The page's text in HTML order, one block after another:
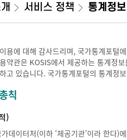
서비스 정책 통계정
용에 대해 감사드리며, 국가통계포털
약관은 KOSIS에서 제공하는 통계정
고 있습니다. 국가통계포털의 통계정
칙
)
데이터처(이하 ‘제공기관’이라 한다